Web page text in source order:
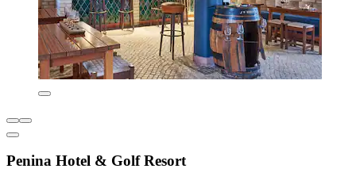
Penina Hotel & Golf Resort